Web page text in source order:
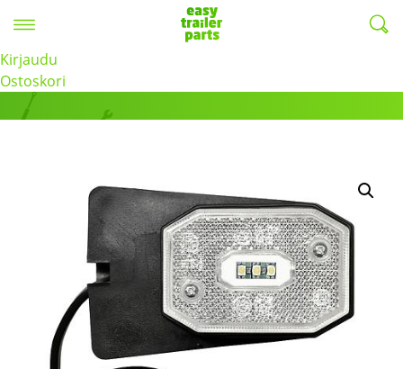
Kirjaudu
Ostoskori
Tuotteet